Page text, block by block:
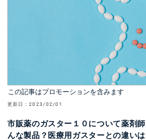
この記事はプロモーションを含みます
更新日： 2023/02/01
市販薬のガスター１０について薬剤
んな製品？医療用ガスターとの違いは